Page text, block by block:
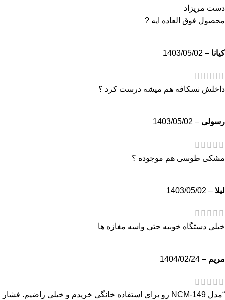
دست مریزاد
محصول فوق العاده ایه ?
کیانا –
1403/05/02
داخلش نسکافه هم میشه درست کرد ؟
رسولی –
1403/05/02
مشکی طوسی هم موجوده ؟
لیلا –
1403/05/02
خیلی دستگاه خوبیه حتی واسه مغازه ها
مریم –
1404/02/24
“مدل NCM-149 رو برای استفاده خانگی خریدم و خیلی راضیم. فشار